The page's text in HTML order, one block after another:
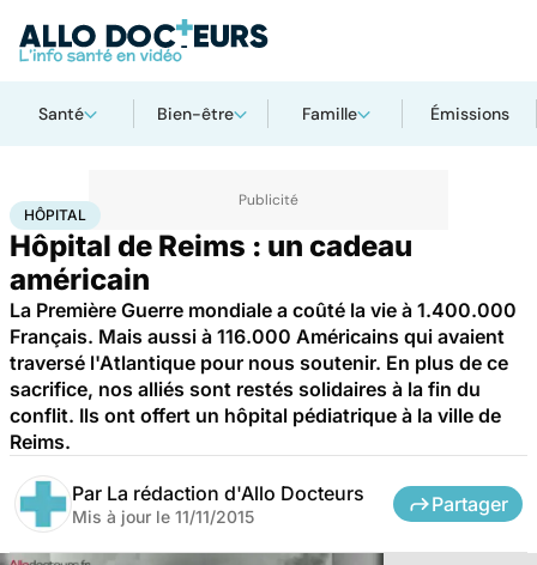
Santé Bien-être Famille Émissions
AccueilSanté
HÔPITAL
Hôpital de Reims : un cadeau
américain
La Première Guerre mondiale a coûté la vie à 1.400.000
Français. Mais aussi à 116.000 Américains qui avaient
traversé l'Atlantique pour nous soutenir. En plus de ce
sacrifice, nos alliés sont restés solidaires à la fin du
conflit. Ils ont offert un hôpital pédiatrique à la ville de
Reims.
Par La rédaction d'Allo Docteurs
Mis à jour le 11/11/2015
Partager